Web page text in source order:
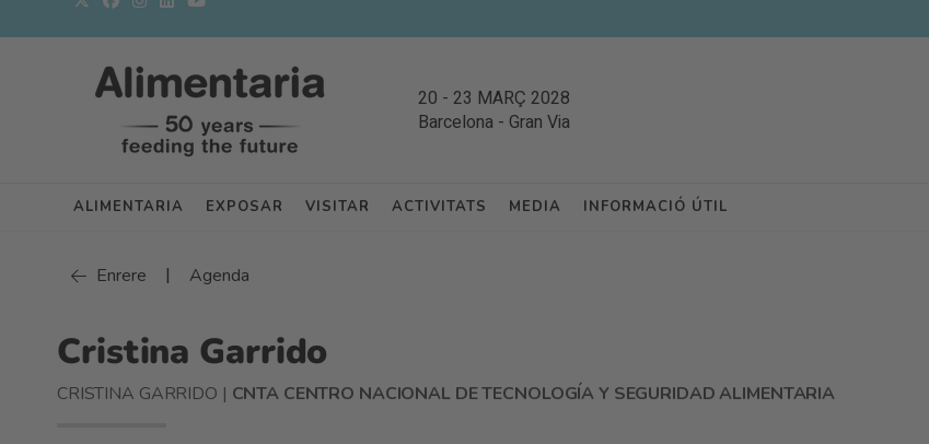
20 - 23 MARÇ 2028
Barcelona - Gran Via
ALIMENTARIA EXPOSAR VISITAR ACTIVITATS MEDIA INFORMACIÓ ÚTIL
Enrere | Agenda
Cristina Garrido
CRISTINA GARRIDO | CNTA CENTRO NACIONAL DE TECNOLOGÍA Y SEGURIDAD ALIMENTARIA